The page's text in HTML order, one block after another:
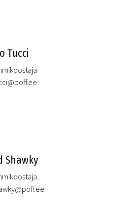
Tucci
Shawky